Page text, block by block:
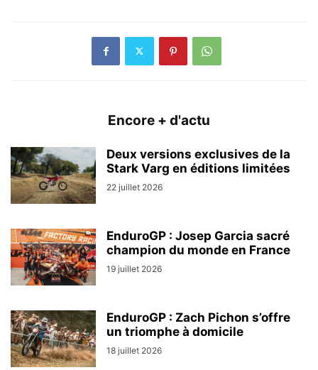
Encore + d'actu
Deux versions exclusives de la
Stark Varg en éditions limitées
22 juillet 2026
EnduroGP : Josep Garcia sacré
champion du monde en France
19 juillet 2026
EnduroGP : Zach Pichon s’offre
un triomphe à domicile
18 juillet 2026